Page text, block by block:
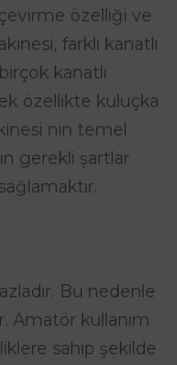
özelliği ve
farklı kanatlı
kanatlı
özellikte kuluçka
nin temel
gerekli şartlar
Bu nedenle
Amatör kullanım
sahip şekilde